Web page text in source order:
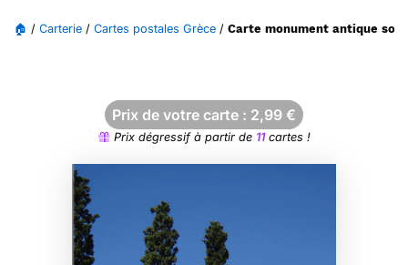
Ne plus afficher
🏠 / Carterie / Cartes postales Grèce / Carte monument antique
Prix de votre carte : 2,99 €
Prix dégressif à partir de 11cartes !